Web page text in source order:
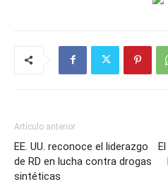
Artículo anterior
EE. UU. reconoce el liderazgo
de RD en lucha contra drogas
sintéticas